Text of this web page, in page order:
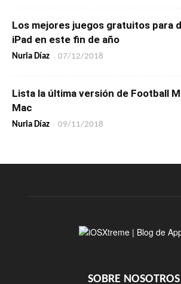
Los mejores juegos gratuitos para
iPad en este fin de año
Nuria Díaz - 07/12/2018
Lista la última versión de Football
Mac
Nuria Díaz - 09/11/2018
SOBRE NOSOTROS